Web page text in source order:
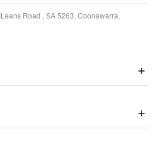
Road , SA 5263, Coonawarra,